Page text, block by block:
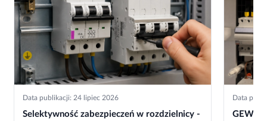
Data publikacji: 24 lipiec 2026
Selektywność zabezpieczeń w rozdzielnicy -
Data